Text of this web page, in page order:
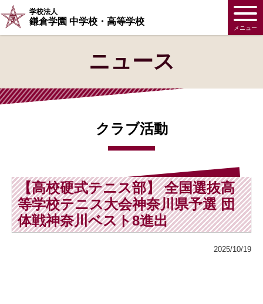
学校法人
鎌倉学園 中学校・高等学校
メニュー
ニュース
クラブ活動
【高校硬式テニス部】 全国選抜高
等学校テニス大会神奈川県予選 団
体戦神奈川ベスト8進出
2025/10/19